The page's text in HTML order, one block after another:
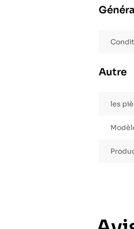
Autre
les